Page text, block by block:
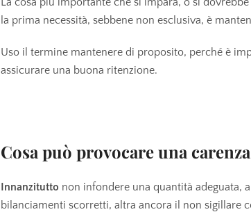
la prima necessità, sebbene non esclusiva, è
Uso il termine mantenere di proposito, perché è
assicurare una buona ritenzione.
Cosa può provocare una
Innanzitutto non infondere una quantità adeguata,
bilanciamenti scorretti, altra ancora il non sigillare